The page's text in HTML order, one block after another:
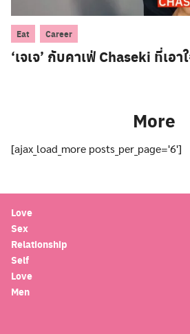
Eat Career
‘เจเจ’ กับคาเฟ่ Chaseki ที่เอ
More
[ajax_load_more posts_per_page='6']
Love
Sex
Relationship
Self
Love
Men